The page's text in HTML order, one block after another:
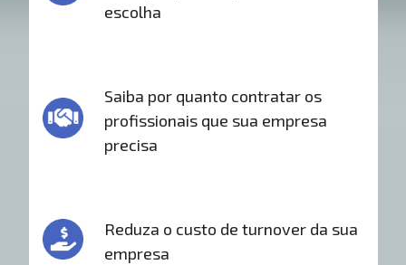
escolha
Saiba por quanto contratar os
profissionais que sua empresa
precisa
Reduza o custo de turnover da sua
empresa